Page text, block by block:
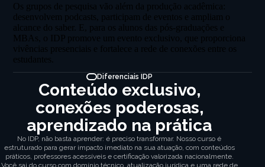
Os grupos de pesquisa vão além da produção acadêmica:
desenvolvem podcasts, participam de eventos e ampliam o
alcance do saber. E, para os alunos das pós-graduações e
MBAs, o IDP promove um evento exclusivo, que proporciona
vivências presenciais e fortalece a rede de conexões entre os
estudantes.
Diferenciais IDP
Conteúdo exclusivo,
conexões poderosas,
aprendizado na prática
No IDP, não basta aprender: é preciso transformar. Nosso curso é
estruturado para gerar impacto imediato na sua atuação, com conteúdos
práticos, professores acessíveis e certificação valorizada nacionalmente.
Você sai do curso com domínio técnico, atualização jurídica e uma rede de